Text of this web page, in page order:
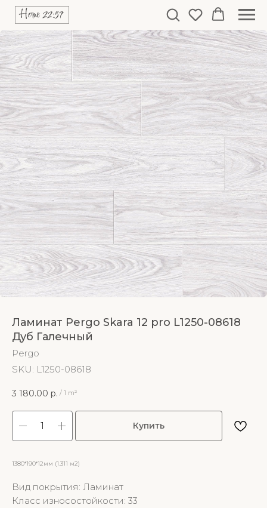
Ламинат Pergo Skara 12 pro L1250-08618
Дуб Галечный
Pergo
SKU: L1250-08618
3 180.00 р. / 1 m²
Купить
1380*190*12мм (1.311 м2)
Вид покрытия: Ламинат
Класс износостойкости: 33